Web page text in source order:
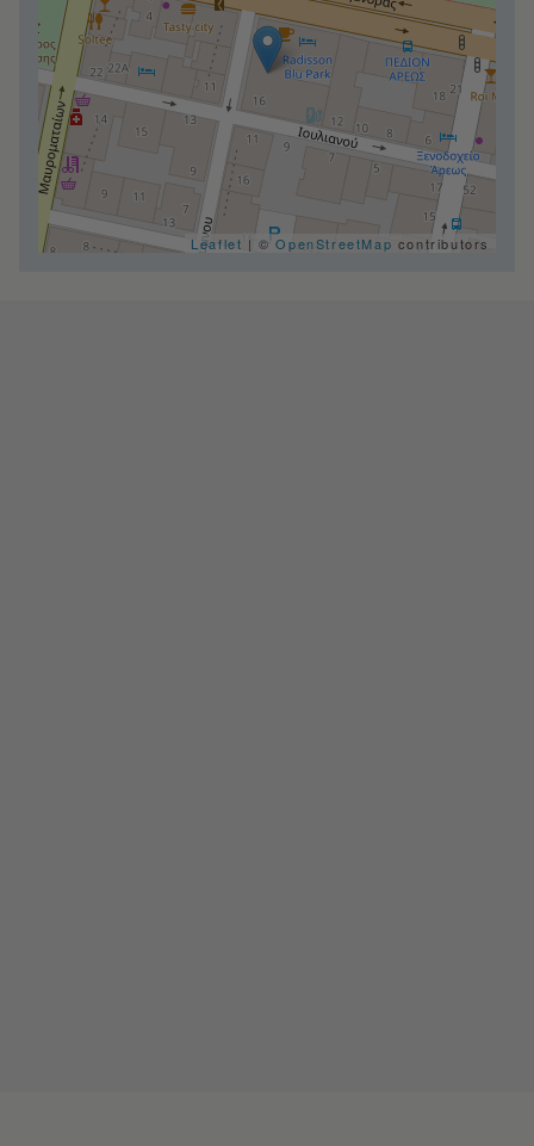
Leaflet | ©OpenStreetMap contributors